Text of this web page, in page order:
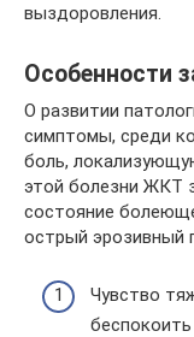
выздоровления.
Особенности
О развитии
симптомы, среди
боль,
этой болезни ЖКТ
состояние
острый эрозивный
Чувство